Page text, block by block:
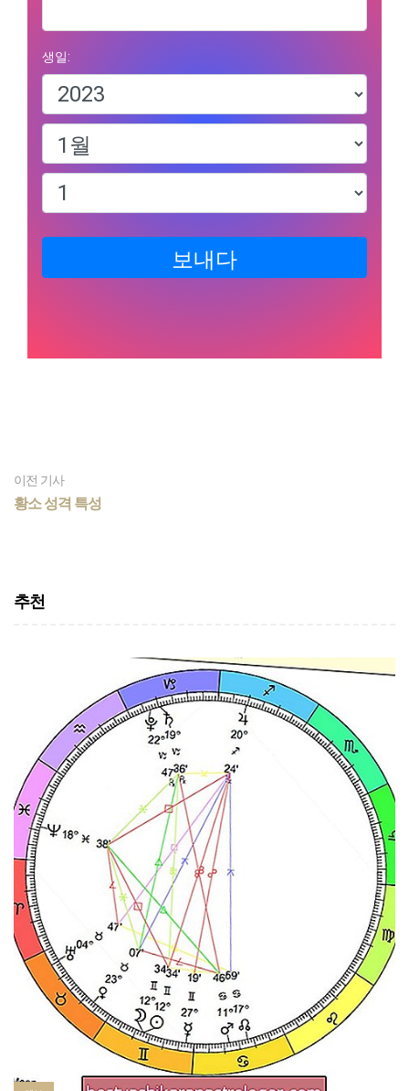
생일:
보내다
이전 기사
황소 성격 특성
추천